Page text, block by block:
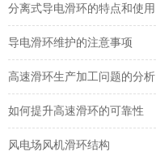
分离式导电滑环的特点和使用
导电滑环维护的注意事项
高速滑环生产加工问题的分析
如何提升高速滑环的可靠性
风电场风机滑环结构